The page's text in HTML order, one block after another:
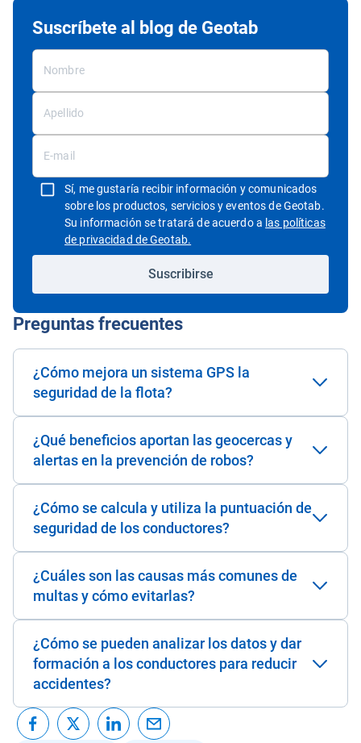
Suscríbete al blog de Geotab
Sí, me gustaría recibir información y comunicados
sobre los productos, servicios y eventos de Geotab.
Su información se tratará de acuerdo a las políticas
de privacidad de Geotab.
Suscribirse
Preguntas frecuentes
¿Cómo mejora un sistema GPS la
seguridad de la flota?
¿Qué beneficios aportan las geocercas y
alertas en la prevención de robos?
¿Cómo se calcula y utiliza la puntuación de
seguridad de los conductores?
¿Cuáles son las causas más comunes de
multas y cómo evitarlas?
¿Cómo se pueden analizar los datos y dar
formación a los conductores para reducir
accidentes?